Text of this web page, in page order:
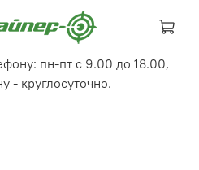
пн-пт с 9.00 до 18.00,
- круглосуточно.